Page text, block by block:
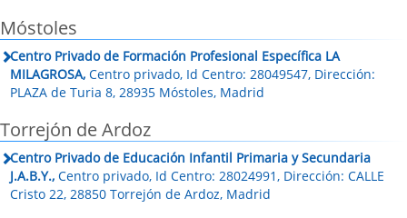
Móstoles
Centro Privado de Formación Profesional Específica LA
MILAGROSA, Centro privado, Id Centro: 28049547, Dirección:
PLAZA de Turia 8, 28935 Móstoles, Madrid
Torrejón de Ardoz
Centro Privado de Educación Infantil Primaria y Secundaria
J.A.B.Y., Centro privado, Id Centro: 28024991, Dirección: CALLE
Cristo 22, 28850 Torrejón de Ardoz, Madrid